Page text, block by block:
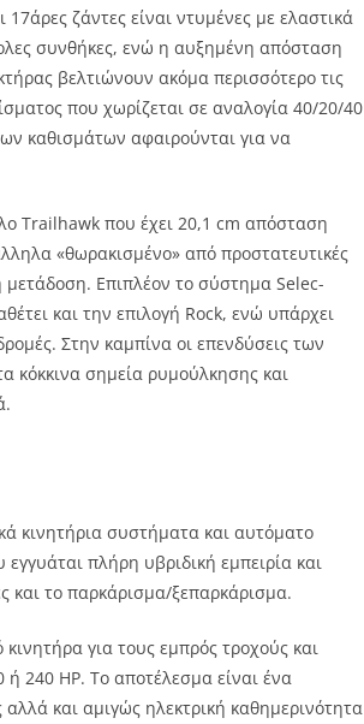
ζάντες είναι ντυμένες με ελαστικά
συνθήκες, ενώ η αυξημένη απόσταση
βελτιώνουν ακόμα περισσότερο τις
που χωρίζεται σε αναλογία 40/20/40
καθισμάτων αφαιρούνται για να
Trailhawk που έχει 20,1 cm απόσταση
«θωρακισμένο» από προστατευτικές
μετάδοση. Επιπλέον το σύστημα Selec-
και την επιλογή Rock, ενώ υπάρχει
Στην καμπίνα οι επενδύσεις των
κόκκινα σημεία ρυμούλκησης και
κινητήρια συστήματα και αυτόματο
πλήρη υβριδική εμπειρία και
και το παρκάρισμα/ξεπαρκάρισμα.
για τους εμπρός τροχούς και
ή 240 HP. Το αποτέλεσμα είναι ένα
και αμιγώς ηλεκτρική καθημερινότητα